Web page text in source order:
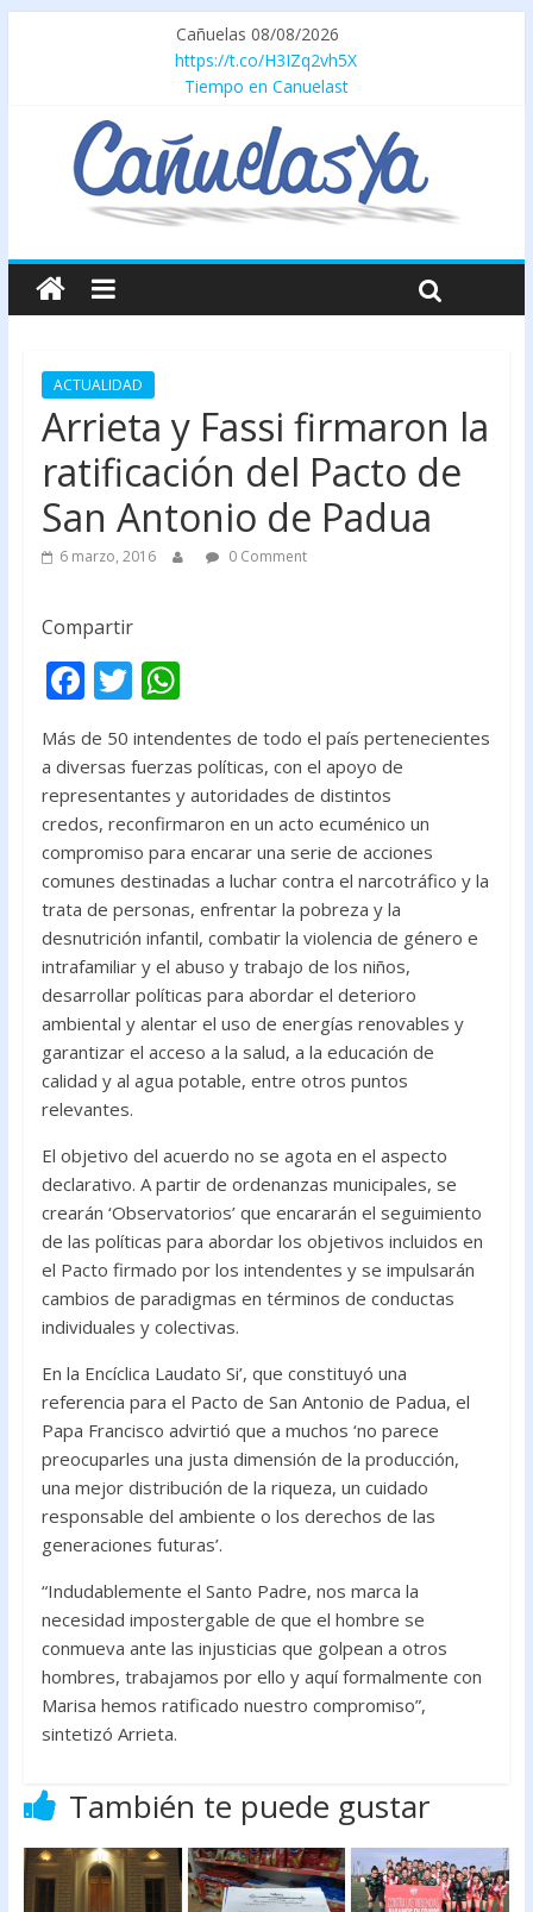
Cañuelas 08/08/2026
https://t.co/H3IZq2vh5X
Tiempo en Canuelast
ACTUALIDAD
Arrieta y Fassi firmaron la
ratificación del Pacto de
San Antonio de Padua
6 marzo, 2016 0 Comment
Compartir
F
ac
e
b
o
o
k
T
itt
er
W
h
at
s
A
p
p
Más de 50 intendentes de todo el país pertenecientes
a diversas fuerzas políticas, con el apoyo de
representantes y autoridades de distintos
credos, reconfirmaron en un acto ecuménico un
compromiso para encarar una serie de acciones
comunes destinadas a luchar contra el narcotráfico y la
trata de personas, enfrentar la pobreza y la
desnutrición infantil, combatir la violencia de género e
intrafamiliar y el abuso y trabajo de los niños,
desarrollar políticas para abordar el deterioro
ambiental y alentar el uso de energías renovables y
garantizar el acceso a la salud, a la educación de
calidad y al agua potable, entre otros puntos
relevantes.
El objetivo del acuerdo no se agota en el aspecto
declarativo. A partir de ordenanzas municipales, se
crearán ‘Observatorios’ que encararán el seguimiento
de las políticas para abordar los objetivos incluidos en
el Pacto firmado por los intendentes y se impulsarán
cambios de paradigmas en términos de conductas
individuales y colectivas.
En la Encíclica Laudato Si’, que constituyó una
referencia para el Pacto de San Antonio de Padua, el
Papa Francisco advirtió que a muchos ‘no parece
preocuparles una justa dimensión de la producción,
una mejor distribución de la riqueza, un cuidado
responsable del ambiente o los derechos de las
generaciones futuras’.
“Indudablemente el Santo Padre, nos marca la
necesidad impostergable de que el hombre se
conmueva ante las injusticias que golpean a otros
hombres, trabajamos por ello y aquí formalmente con
Marisa hemos ratificado nuestro compromiso”,
sintetizó Arrieta.
También te puede gustar